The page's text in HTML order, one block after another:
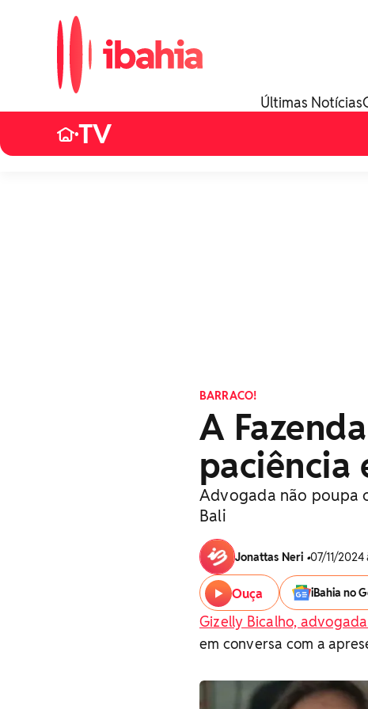
Últimas Notícias
•TV
BARRACO!
A
paciência
Advogada não poupa
Bali
Jonattas Neri •07/11/2024
Ouça iBahia no
Gizelly Bicalho,
em conversa com a